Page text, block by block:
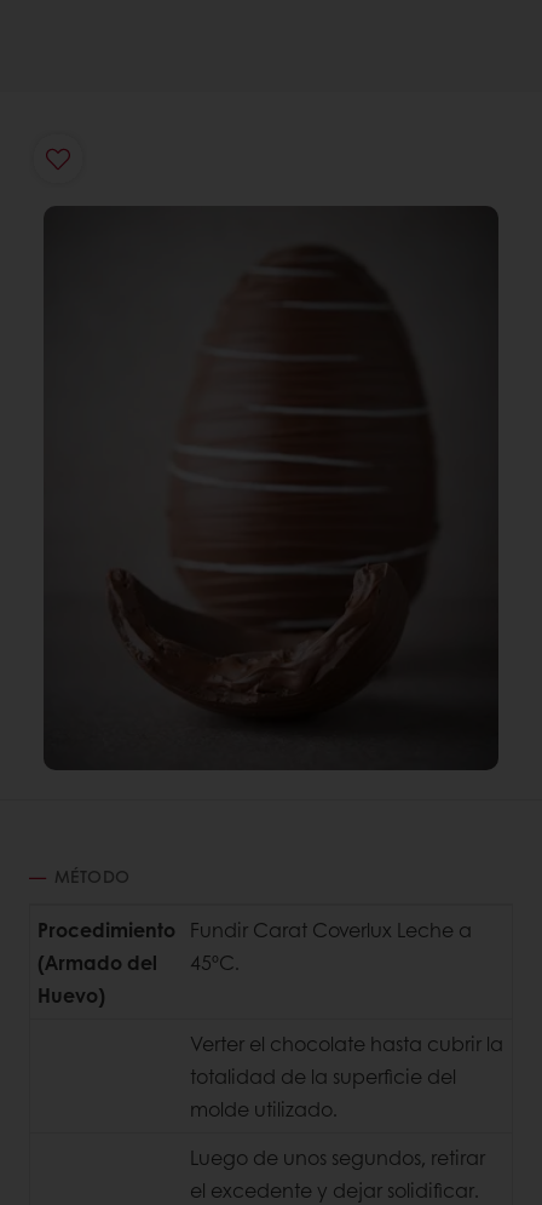
MÉTODO
Procedimiento
(Armado del
Huevo)
Fundir Carat Coverlux Leche a
45ºC.
Verter el chocolate hasta cubrir la
totalidad de la superficie del
molde utilizado.
Luego de unos segundos, retirar
el excedente y dejar solidificar.